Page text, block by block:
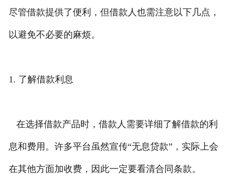
尽管借款提供了便利，但借款人也需注意以下几点，
以避免不必要的麻烦。
1. 了解借款利息
在选择借款产品时，借款人需要详细了解借款的利
息和费用。许多平台虽然宣传“无息贷款”，实际上会
在其他方面加收费，因此一定要看清合同条款。